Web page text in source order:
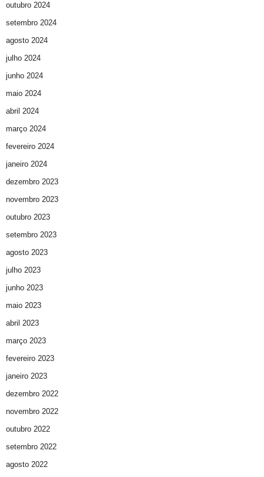
outubro 2024
setembro 2024
agosto 2024
julho 2024
junho 2024
maio 2024
abril 2024
março 2024
fevereiro 2024
janeiro 2024
dezembro 2023
novembro 2023
outubro 2023
setembro 2023
agosto 2023
julho 2023
junho 2023
maio 2023
abril 2023
março 2023
fevereiro 2023
janeiro 2023
dezembro 2022
novembro 2022
outubro 2022
setembro 2022
agosto 2022